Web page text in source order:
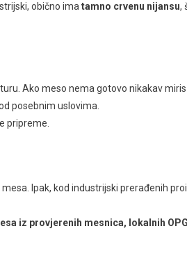
obično ima tamno crvenu nijansu,
Ako meso nema gotovo nikakav
posebnim uslovima.
pripreme.
Ipak, kod industrijski prerađenih
iz provjerenih mesnica, lokalnih